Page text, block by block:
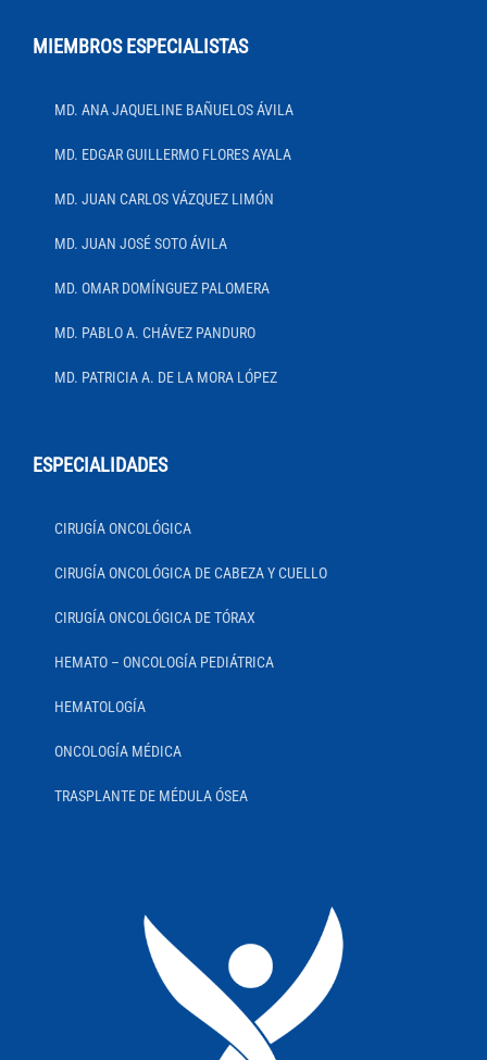
MIEMBROS ESPECIALISTAS
MD. ANA JAQUELINE BAÑUELOS ÁVILA
MD. EDGAR GUILLERMO FLORES AYALA
MD. JUAN CARLOS VÁZQUEZ LIMÓN
MD. JUAN JOSÉ SOTO ÁVILA
MD. OMAR DOMÍNGUEZ PALOMERA
MD. PABLO A. CHÁVEZ PANDURO
MD. PATRICIA A. DE LA MORA LÓPEZ
ESPECIALIDADES
CIRUGÍA ONCOLÓGICA
CIRUGÍA ONCOLÓGICA DE CABEZA Y CUELLO
CIRUGÍA ONCOLÓGICA DE TÓRAX
HEMATO – ONCOLOGÍA PEDIÁTRICA
HEMATOLOGÍA
ONCOLOGÍA MÉDICA
TRASPLANTE DE MÉDULA ÓSEA